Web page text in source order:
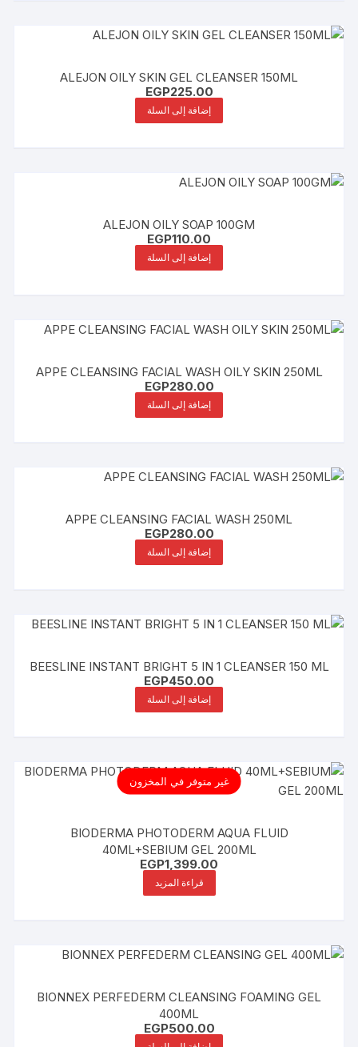
ALEJON OILY SKIN GEL CLEANSER 150ML
EGP225.00
إضافة إلى السلة
ALEJON OILY SOAP 100GM
EGP110.00
إضافة إلى السلة
APPE CLEANSING FACIAL WASH OILY SKIN 250ML
EGP280.00
إضافة إلى السلة
APPE CLEANSING FACIAL WASH 250ML
EGP280.00
إضافة إلى السلة
BEESLINE INSTANT BRIGHT 5 IN 1 CLEANSER 150 ML
EGP450.00
إضافة إلى السلة
غير متوفر في المخزون
BIODERMA PHOTODERM AQUA FLUID
40ML+SEBIUM GEL 200ML
EGP1,399.00
قراءة المزيد
BIONNEX PERFEDERM CLEANSING FOAMING GEL
400ML
EGP500.00